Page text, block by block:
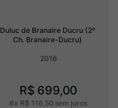
Duluc de Branaire Ducru (2º
Ch. Branaire-Ducru)
2016
R$ 699,00
6x R$ 116 50 sem juros